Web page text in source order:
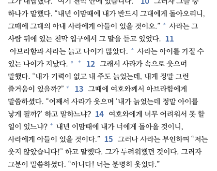
하나가 말했다. “내년 이맘때에 내가 반드시 그대에게 돌아오리니,
그때에 그대의 아내 사라에게 아들이 있을 것이오.” + 사라는 그
사람 뒤에 있는 천막 입구에서 그 말을 듣고 있었다. 11
아브라함과 사라는 늙고 나이가 많았다. + 사라는 아이를 가질 수
있는 나이가 지났다. * + 12 그래서 사라가 속으로 웃으며
말했다. “내가 기력이 없고 내 주도 늙었는데, 내게 정말 그런
즐거움이 있을까?” + 13 그때에 여호와께서 아브라함에게
말씀하셨다. “어째서 사라가 웃으며 ‘내가 늙었는데 정말 아이를
낳게 될까?’ 하고 말하느냐? 14
여호와에게 너무 어려워서 못 할
일이 있느냐? + 내년 이맘때에 내가 너에게 돌아올 것이니,
사라에게 아들이 있을 것이다.” 15 그러나 사라는 부인하며 “저는
웃지 않았습니다!” 하고 말했다. 그가 두려워했던 것이다. 그러자
그분이 말씀하셨다. “아니다! 너는 분명히 웃었다.”